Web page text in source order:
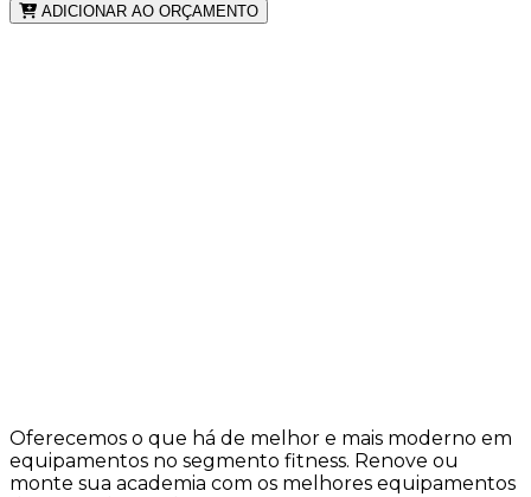
ADICIONAR AO ORÇAMENTO
Oferecemos o que há de melhor e mais moderno em
equipamentos no segmento fitness. Renove ou
monte sua academia com os melhores equipamentos